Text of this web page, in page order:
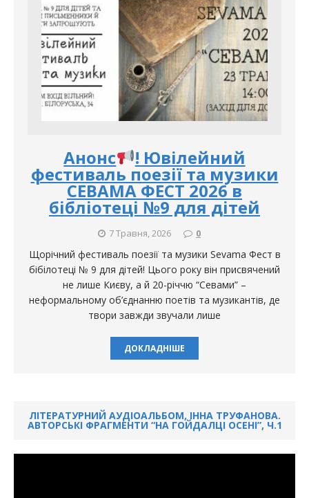
Анонс ! Ювілейний
фестиваль поезії та музики
СЕВАМА ФЕСТ 2026 в
бібліотеці №9 для дітей
7 Травня, 2026 0
Щорічний фестиваль поезії та музики Sevama Фест в
бібілотеці № 9 для дітей! Цього року він присвячений
не лише Києву, а й 20-річчю “Севами” –
неформальному об’єднанню поетів та музикантів, де
твори завжди звучали лише
ДОКЛАДНІШЕ
ЛІТЕРАТУРНИЙ АУДІОАЛЬБОМ, ІННА ТРУФАНОВА.
АВТОРСЬКІ ФРАГМЕНТИ “НА ГОЙДАЛЦІ ОСЕНІ”, Ч.1